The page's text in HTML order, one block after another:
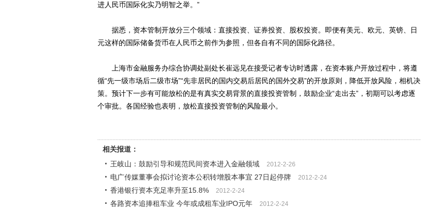
进人民币国际化实乃明智之举。”
据悉，资本管制开放分三个领域：直接投资、证券投资、股权投资。即便有美元、欧元、英镑、日
元这样的国际储备货币在人民币之前作为参照，但各自有不同的国际化路径。
上海市金融服务办综合协调处副处长崔远见在接受记者专访时透露，在资本账户开放过程中，将遵
循“先一级市场后二级市场”“先非居民的国内交易后居民的国外交易”的开放原则，降低开放风险，相机决
策。预计下一步有可能放松的是有真实交易背景的直接投资管制，鼓励企业“走出去”，初期可以考虑逐
个审批。各国经验也表明，放松直接投资管制的风险最小。
相关报道：
王岐山：鼓励引导和规范民间资本进入金融领域
2012-2-26
电广传媒董事会拟讨论资本公积转增股本事宜 27日起停牌 2012-2-24
香港银行资本充足率升至15.8% 2012-2-24
各路资本追捧租车业 今年或成租车业IPO元年 2012-2-24